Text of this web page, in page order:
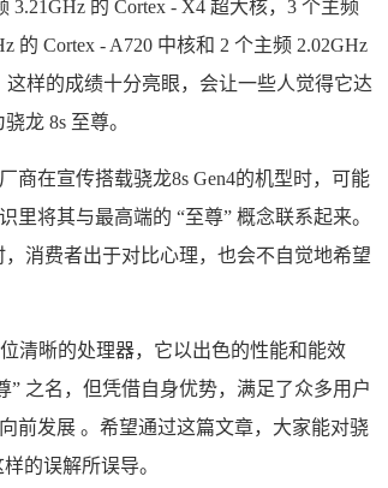
3.21GHz 的 Cortex - X4 超大核，3 个主频
的 Cortex - A720 中核和 2 个主频 2.02GHz
这样的成绩十分亮眼，会让一些人觉得它达
龙 8s 至尊。
商在宣传搭载骁龙8s Gen4的机型时，可能
将其与最高端的 “至尊” 概念联系起来。
消费者出于对比心理，也会不自觉地希望
清晰的处理器，它以出色的性能和能效
” 之名，但凭借自身优势，满足了众多用户
前发展 。希望通过这篇文章，大家能对骁
的误解所误导。